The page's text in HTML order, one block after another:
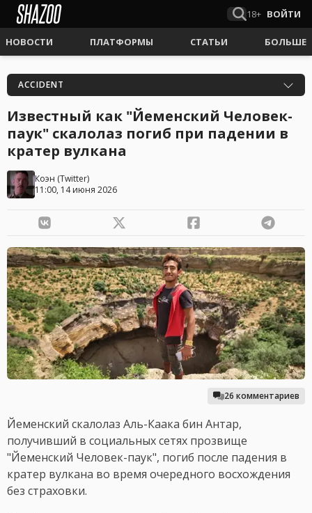
18+ ВОЙТИ
НОВОСТИ ПЛАТФОРМЫ СТАТЬИ БОЛЬШЕ
ACCIDENT
Известный как "Йеменский Человек-
паук" скалолаз погиб при падении в
кратер вулкана
Коэн (Twitter)
11:00, 14 июня 2026
26 комментариев
Йеменский скалолаз Аль-Каака бин Антар,
получивший в социальных сетях прозвище
"Йеменский Человек-паук", погиб после падения в
кратер вулкана во время очередного восхождения
без страховки.